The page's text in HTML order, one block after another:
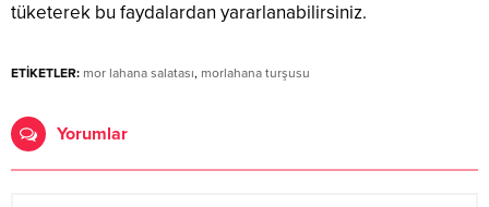
tüketerek bu faydalardan yararlanabilirsiniz.
ETİKETLER: mor lahana salatası, morlahana turşusu
Yorumlar